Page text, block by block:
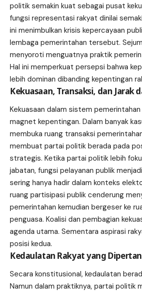
politik semakin kuat sebagai pusat
fungsi representasi rakyat dinilai
ini menimbulkan krisis kepercayaan
lembaga pemerintahan tersebut.
menyoroti menguatnya praktik
Hal ini memperkuat persepsi bahwa
lebih dominan dibanding kepentingan
Kekuasaan, Transaksi, dan Jarak
Kekuasaan dalam sistem
magnet kepentingan. Dalam banyak
membuka ruang transaksi
membuat partai politik berada pada
strategis. Ketika partai politik lebih
jabatan, fungsi pelayanan publik
sering hanya hadir dalam konteks
ruang partisipasi publik cenderung
pemerintahan kemudian bergeser ke
penguasa. Koalisi dan pembagian
agenda utama. Sementara aspirasi
posisi kedua.
Kedaulatan Rakyat yang
Secara konstitusional, kedaulatan
Namun dalam praktiknya, partai politik